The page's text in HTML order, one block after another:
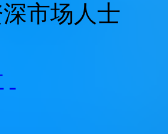
市场人士